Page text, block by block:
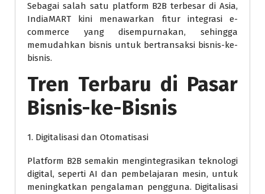
Sebagai salah satu platform B2B terbesar di Asia,
IndiaMART kini menawarkan fitur integrasi e-
commerce yang disempurnakan, sehingga
memudahkan bisnis untuk bertransaksi bisnis-ke-
bisnis.
Tren Terbaru di Pasar
Bisnis-ke-Bisnis
1. Digitalisasi dan Otomatisasi
Platform B2B semakin mengintegrasikan teknologi
digital, seperti AI dan pembelajaran mesin, untuk
meningkatkan pengalaman pengguna. Digitalisasi